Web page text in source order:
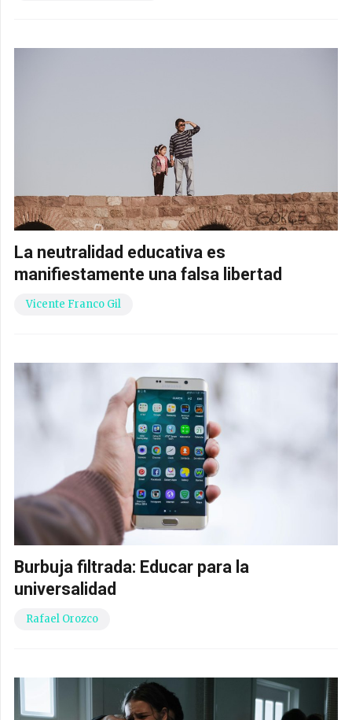
La neutralidad educativa es
manifiestamente una falsa libertad
Vicente Franco Gil
Burbuja filtrada: Educar para la
universalidad
Rafael Orozco